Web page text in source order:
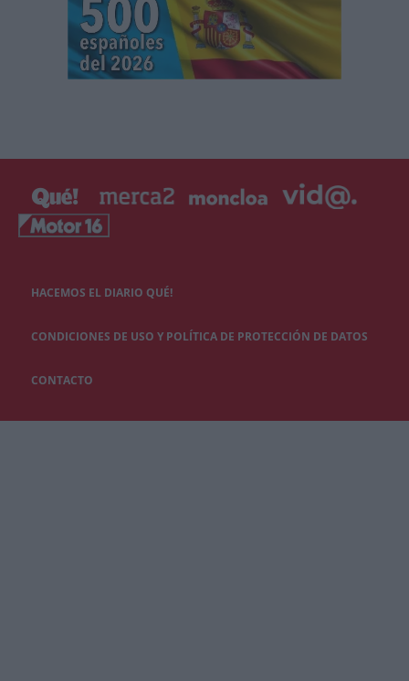
HACEMOS EL DIARIO QUÉ!
CONDICIONES DE USO Y POLÍTICA DE PROTECCIÓN DE DATOS
CONTACTO